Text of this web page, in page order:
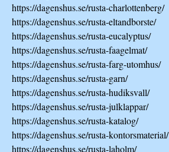
https://dagenshus.se/rusta-charlottenberg/
https://dagenshus.se/rusta-eltandborste/
https://dagenshus.se/rusta-eucalyptus/
https://dagenshus.se/rusta-faagelmat/
https://dagenshus.se/rusta-farg-utomhus/
https://dagenshus.se/rusta-garn/
https://dagenshus.se/rusta-hudiksvall/
https://dagenshus.se/rusta-julklappar/
https://dagenshus.se/rusta-katalog/
https://dagenshus.se/rusta-kontorsmaterial/
https://dagenshus.se/rusta-laholm/